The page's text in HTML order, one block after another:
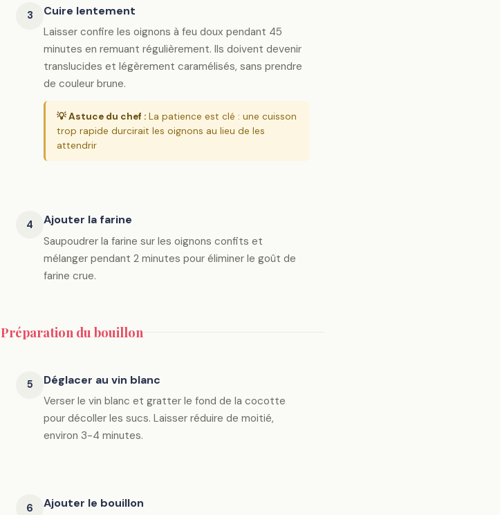
3 Cuire lentement
Laisser confire les oignons à feu doux pendant 45
minutes en remuant régulièrement. Ils doivent devenir
translucides et légèrement caramélisés, sans prendre
de couleur brune.
💡 Astuce du chef : La patience est clé : une cuisson
trop rapide durcirait les oignons au lieu de les
attendrir
4 Ajouter la farine
Saupoudrer la farine sur les oignons confits et
mélanger pendant 2 minutes pour éliminer le goût de
farine crue.
Préparation du bouillon
5 Déglacer au vin blanc
Verser le vin blanc et gratter le fond de la cocotte
pour décoller les sucs. Laisser réduire de moitié,
environ 3-4 minutes.
6 Ajouter le bouillon